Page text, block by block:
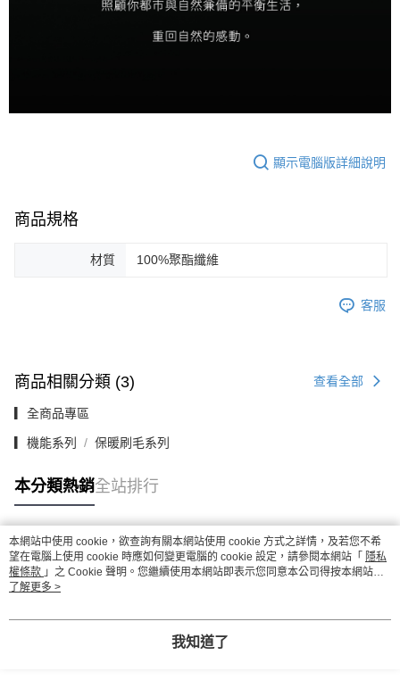
顯示電腦版詳細說明
商品規格
材質 100%聚酯纖維
客服
商品相關分類 (3) 查看全部
▎全商品專區
▎機能系列 保暖刷毛系列
本分類熱銷全站排行
熱門標籤
本網站中使用 cookie，欲查詢有關本網站使用 cookie 方式之詳情，及若您不希
望在電腦上使用 cookie 時應如何變更電腦的 cookie 設定，請參閱本網站「 隱私
權條款 」之 Cookie 聲明。您繼續使用本網站即表示您同意本公司得按本網站使
用條款之 Cookie 聲明使用 cookie。
了解更多 >
我知道了